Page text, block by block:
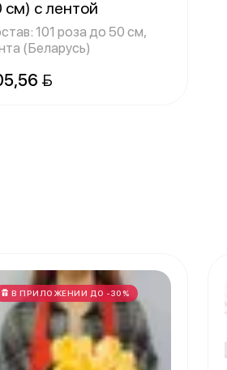
см) с лентой
101 роза до 50 см,
(Беларусь)

В ПРИЛОЖЕНИИ ДО -30%